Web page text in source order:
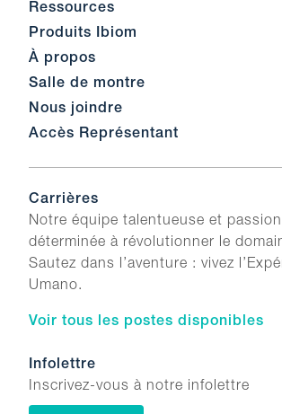
Ressources
Produits Ibiom
À propos
Salle de montre
Nous joindre
Accès Représentant
Carrières
Notre équipe talentueuse et
déterminée à révolutionner le
Sautez dans l’aventure : vivez
Umano.
Voir tous les postes disponibles
Infolettre
Inscrivez-vous à notre infolettre